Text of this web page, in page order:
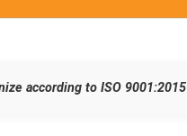
according to ISO 9001:2015